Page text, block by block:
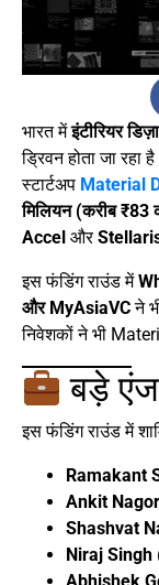
भारत मेंइंटीरियर
ड्रिवन होता जा
स्टार्टअप Material
मिलियन (करीब ₹83
Accel और
इस फंडिंग राउंड में
और MyAsiaVCने
निवेशकों ने भी
बड़े
इस फंडिंग राउंड में
Ramakant
Ankit
Shashvat
Niraj Singh